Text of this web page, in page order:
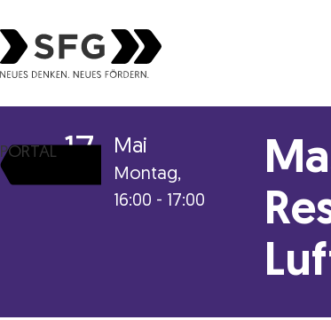
PORTAL 17 Mai
Montag,
16:00 - 17:00